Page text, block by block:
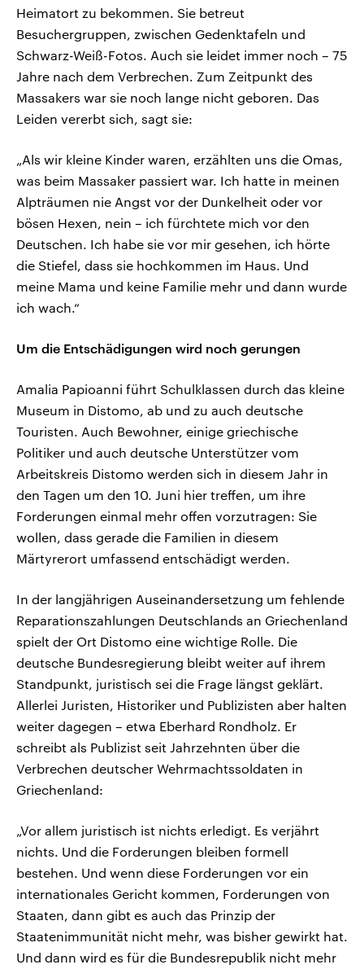
Heimatort zu bekommen. Sie betreut
Besuchergruppen, zwischen Gedenktafeln und
Schwarz-Weiß-Fotos. Auch sie leidet immer noch – 75
Jahre nach dem Verbrechen. Zum Zeitpunkt des
Massakers war sie noch lange nicht geboren. Das
Leiden vererbt sich, sagt sie:
„Als wir kleine Kinder waren, erzählten uns die Omas,
was beim Massaker passiert war. Ich hatte in meinen
Alpträumen nie Angst vor der Dunkelheit oder vor
bösen Hexen, nein – ich fürchtete mich vor den
Deutschen. Ich habe sie vor mir gesehen, ich hörte
die Stiefel, dass sie hochkommen im Haus. Und
meine Mama und keine Familie mehr und dann wurde
ich wach.“
Um die Entschädigungen wird noch gerungen
Amalia Papioanni führt Schulklassen durch das kleine
Museum in Distomo, ab und zu auch deutsche
Touristen. Auch Bewohner, einige griechische
Politiker und auch deutsche Unterstützer vom
Arbeitskreis Distomo werden sich in diesem Jahr in
den Tagen um den 10. Juni hier treffen, um ihre
Forderungen einmal mehr offen vorzutragen: Sie
wollen, dass gerade die Familien in diesem
Märtyrerort umfassend entschädigt werden.
In der langjährigen Auseinandersetzung um fehlende
Reparationszahlungen Deutschlands an Griechenland
spielt der Ort Distomo eine wichtige Rolle. Die
deutsche Bundesregierung bleibt weiter auf ihrem
Standpunkt, juristisch sei die Frage längst geklärt.
Allerlei Juristen, Historiker und Publizisten aber halten
weiter dagegen – etwa Eberhard Rondholz. Er
schreibt als Publizist seit Jahrzehnten über die
Verbrechen deutscher Wehrmachtssoldaten in
Griechenland:
„Vor allem juristisch ist nichts erledigt. Es verjährt
nichts. Und die Forderungen bleiben formell
bestehen. Und wenn diese Forderungen vor ein
internationales Gericht kommen, Forderungen von
Staaten, dann gibt es auch das Prinzip der
Staatenimmunität nicht mehr, was bisher gewirkt hat.
Und dann wird es für die Bundesrepublik nicht mehr